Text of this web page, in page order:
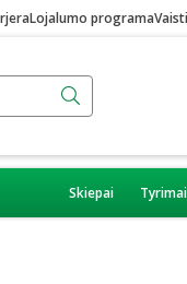
Lojalumo programa
Skiepai Tyrimai